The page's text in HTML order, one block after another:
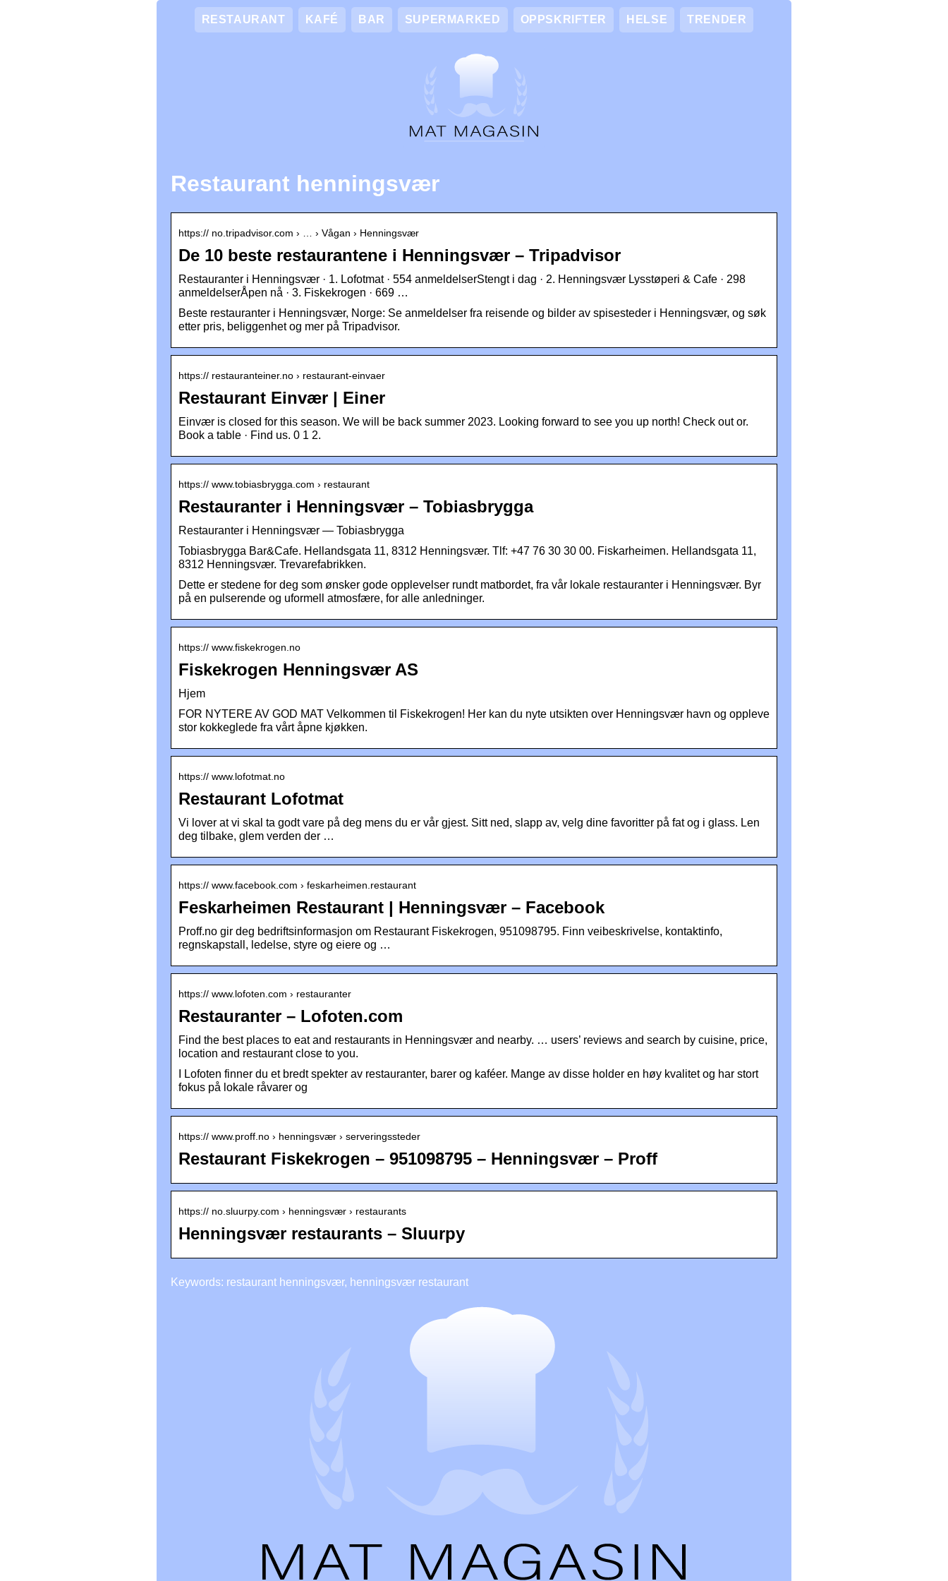
RESTAURANT KAFÉ BAR SUPERMARKED OPPSKRIFTER HELSE TRENDER
Restaurant henningsvær
https:// no.tripadvisor.com › … › Vågan › Henningsvær
De 10 beste restaurantene i Henningsvær – Tripadvisor
Restauranter i Henningsvær · 1. Lofotmat · 554 anmeldelserStengt i dag · 2. Henningsvær Lysstøperi & Cafe · 298
anmeldelserÅpen nå · 3. Fiskekrogen · 669 …
Beste restauranter i Henningsvær, Norge: Se anmeldelser fra reisende og bilder av spisesteder i Henningsvær, og søk
etter pris, beliggenhet og mer på Tripadvisor.
https:// restauranteiner.no › restaurant-einvaer
Restaurant Einvær | Einer
Einvær is closed for this season. We will be back summer 2023. Looking forward to see you up north! Check out or.
Book a table · Find us. 0 1 2.
https:// www.tobiasbrygga.com › restaurant
Restauranter i Henningsvær – Tobiasbrygga
Restauranter i Henningsvær — Tobiasbrygga
Tobiasbrygga Bar&Cafe. Hellandsgata 11, 8312 Henningsvær. Tlf: +47 76 30 30 00. Fiskarheimen. Hellandsgata 11,
8312 Henningsvær. Trevarefabrikken.
Dette er stedene for deg som ønsker gode opplevelser rundt matbordet, fra vår lokale restauranter i Henningsvær. Byr
på en pulserende og uformell atmosfære, for alle anledninger.
https:// www.fiskekrogen.no
Fiskekrogen Henningsvær AS
Hjem
FOR NYTERE AV GOD MAT Velkommen til Fiskekrogen! Her kan du nyte utsikten over Henningsvær havn og oppleve
stor kokkeglede fra vårt åpne kjøkken.
https:// www.lofotmat.no
Restaurant Lofotmat
Vi lover at vi skal ta godt vare på deg mens du er vår gjest. Sitt ned, slapp av, velg dine favoritter på fat og i glass. Len
deg tilbake, glem verden der …
https:// www.facebook.com › feskarheimen.restaurant
Feskarheimen Restaurant | Henningsvær – Facebook
Proff.no gir deg bedriftsinformasjon om Restaurant Fiskekrogen, 951098795. Finn veibeskrivelse, kontaktinfo,
regnskapstall, ledelse, styre og eiere og …
https:// www.lofoten.com › restauranter
Restauranter – Lofoten.com
Find the best places to eat and restaurants in Henningsvær and nearby. … users’ reviews and search by cuisine, price,
location and restaurant close to you.
I Lofoten finner du et bredt spekter av restauranter, barer og kaféer. Mange av disse holder en høy kvalitet og har stort
fokus på lokale råvarer og
https:// www.proff.no › henningsvær › serveringssteder
Restaurant Fiskekrogen – 951098795 – Henningsvær – Proff
https:// no.sluurpy.com › henningsvær › restaurants
Henningsvær restaurants – Sluurpy
Keywords: restaurant henningsvær, henningsvær restaurant